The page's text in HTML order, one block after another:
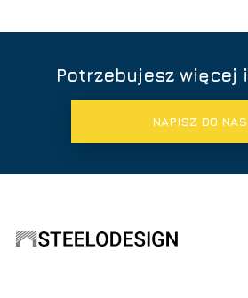
Potrzebujesz więcej
NAPISZ DO NAS